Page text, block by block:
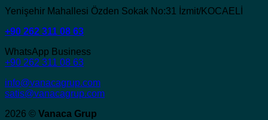
Yenişehir Mahallesi Özden Sokak No:31 İzmit/KOCAELİ
+90 262 311 08 63
WhatsApp Business
+90 262 311 08 63
info@vanacagrup.com
satis@vanacagrup.com
2026 © Vanaca Grup